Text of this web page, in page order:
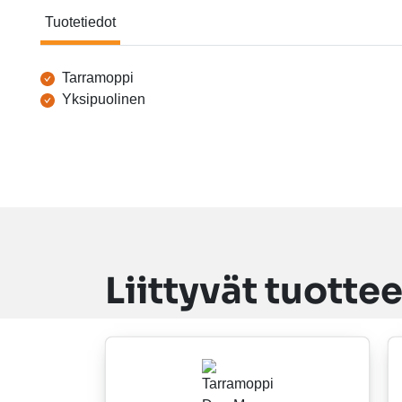
Tuotetiedot
Tuotetiedot
Tarramoppi
Yksipuolinen
Liittyvät